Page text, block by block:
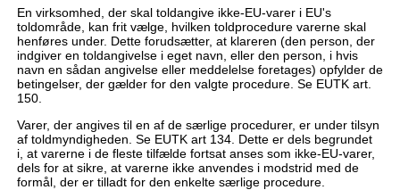
En virksomhed, der skal toldangive ikke-EU-varer i EU's
toldområde, kan frit vælge, hvilken toldprocedure varerne skal
henføres under. Dette forudsætter, at klareren (den person, der
indgiver en toldangivelse i eget navn, eller den person, i hvis
navn en sådan angivelse eller meddelelse foretages) opfylder de
betingelser, der gælder for den valgte procedure. Se EUTK art.
150.
Varer, der angives til en af de særlige procedurer, er under tilsyn
af toldmyndigheden. Se EUTK art 134. Dette er dels begrundet
i, at varerne i de fleste tilfælde fortsat anses som ikke-EU-varer,
dels for at sikre, at varerne ikke anvendes i modstrid med de
formål, der er tilladt for den enkelte særlige procedure.